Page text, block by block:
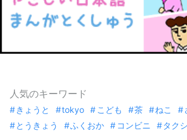
人気のキーワード
きょうと tokyo こども 茶 ねこ
とうきょう
ふくおか コンビニ タク